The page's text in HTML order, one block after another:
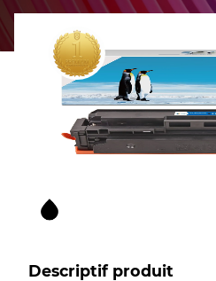
Descriptif produit